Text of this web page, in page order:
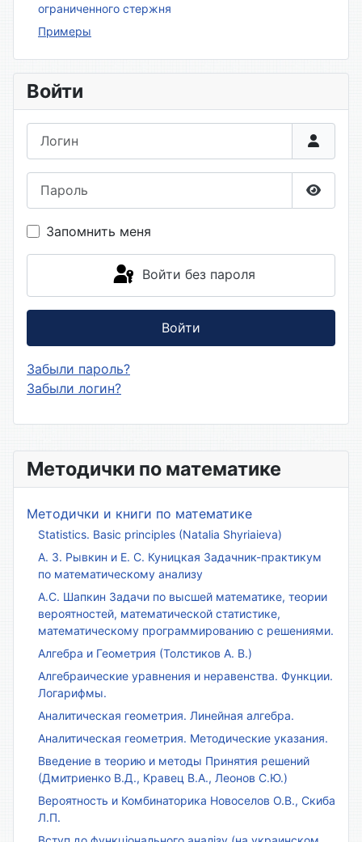
Методички по математике
Методички и книги по математике
Statistics. Basic principles (Natalia Shyriaieva)
А. З. Рывкин и Е. С. Куницкая Задачник-практикум
по математическому анализу
А.С. Шапкин Задачи по высшей математике, теории
вероятностей, математической статистике,
математическому программированию с решениями.
Алгебра и Геометрия (Толстиков А. В.)
Алгебраические уравнения и неравенства. Функции.
Логарифмы.
Аналитическая геометрия. Линейная алгебра.
Аналитическая геометрия. Методические указания.
Введение в теорию и методы Принятия решений
(Дмитриенко В.Д., Кравец В.А., Леонов С.Ю.)
Вероятность и Комбинаторика Новоселов О.В., Скиба
Л.П.
ограниченного стержня
Примеры
Войти
Запомнить меня
Войти без пароля
Войти
Забыли пароль?
Забыли логин?